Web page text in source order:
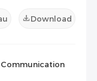
(0)
Download
Communication